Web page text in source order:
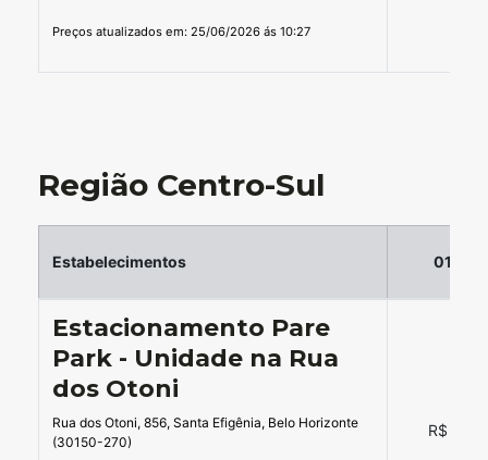
Preços atualizados em: 25/06/2026 ás 10:27
Região Centro-Sul
Estabelecimentos 01
Estacionamento Pare
Park - Unidade na Rua
dos Otoni
Rua dos Otoni, 856, Santa Efigênia, Belo Horizonte
(30150-270)
R$